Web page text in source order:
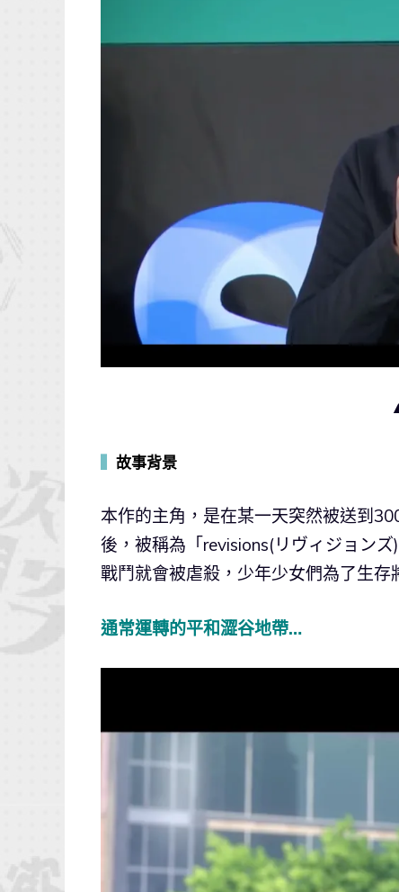
故事背景
本作的主角，是在某一天突然被送到
後，被稱為「revisions(リヴィジョン
戰鬥就會被虐殺，少年少女們為了生存
通常運轉的平和澀谷地帶…